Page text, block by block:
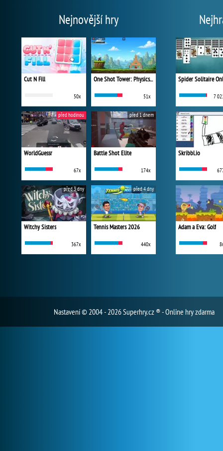
Nejnovější hry
Cut N Fill
50x
One Shot Tower: Physics Destroyer
51x
WorldGuessr
67x
před hodinou
Battle Shot Elite
174x
před 1 dnem
Witchy Sisters
367x
před 3 dny
Tennis Masters 2026
440x
před 4 dny
Spider Solitaire
7
Skribbl.io
Adam a Eva: Golf
Nastavení© 2004 - 2026 Superhry.cz ® - Online hry zdarma